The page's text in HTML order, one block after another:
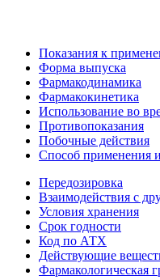
Показания к
Форма выпуска
Фармакодинамика
Фармакокинетика
Использование во
Противопоказания
Побочные действия
Способ применения
Передозировка
Взаимодействия с
Условия хранения
Срок годности
Код по АТХ
Действующие
Фармакологическая